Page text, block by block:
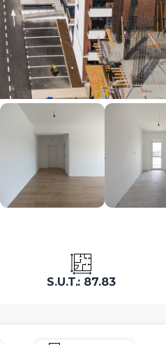
S.U.T.: 87.83